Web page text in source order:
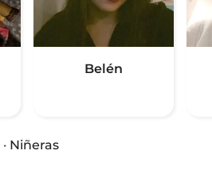
Belén
· Niñeras